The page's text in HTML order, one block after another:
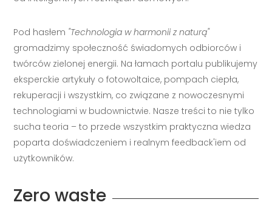
Pod hasłem "Technologia w harmonii z naturą"
gromadzimy społeczność świadomych odbiorców i
twórców zielonej energii. Na łamach portalu publikujemy
eksperckie artykuły o fotowoltaice, pompach ciepła,
rekuperacji i wszystkim, co związane z nowoczesnymi
technologiami w budownictwie. Nasze treści to nie tylko
sucha teoria – to przede wszystkim praktyczna wiedza
poparta doświadczeniem i realnym feedback'iem od
użytkowników.
Zero waste